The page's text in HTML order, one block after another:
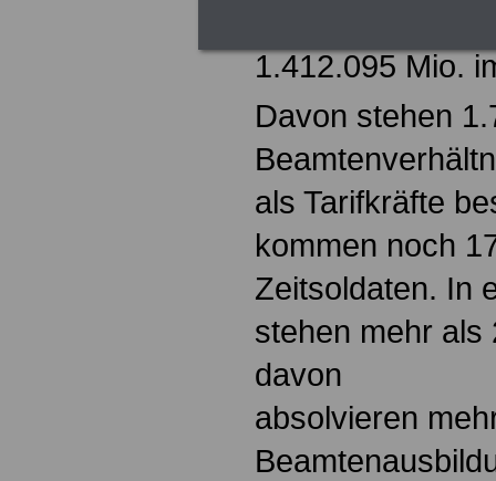
1.412.095 Mio.
Davon stehen
als Tarifkräfte
kommen noch
Zeitsoldaten. In
stehen mehr als
davon
absolvieren